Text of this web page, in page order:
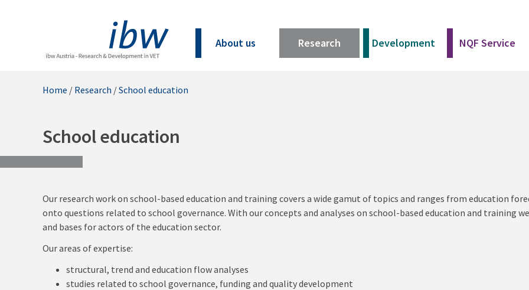
About us Research Development NQF Service
Home / Research /School education
School education
Our research work on school-based education and training covers a wide gamut of topics and ranges from education
onto questions related to school governance. With our concepts and analyses on school-based education and training
and bases for actors of the education sector.
Our areas of expertise:
structural, trend and education flow analyses
studies related to school governance, funding and quality development